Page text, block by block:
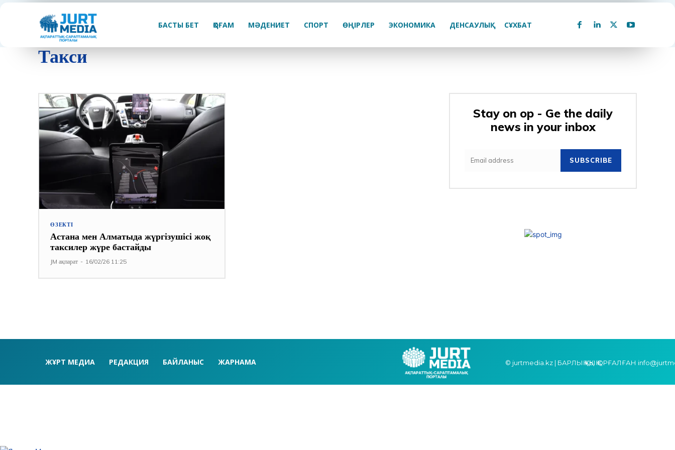
БАСТЫ БЕТ ҚОҒАМ МӘДЕНИЕТ СПОРТ ӨҢІРЛЕР ЭКОНОМИКА ДЕНСАУЛЫҚ СҰХБАТ
Такси
ӨЗЕКТІ
Астана мен Алматыда жүргізушісі жоқ
таксилер жүре бастайды
JM ақпарат - 16/02/26 11:25
Stay on op - Ge the daily
news in your inbox
SUBSCRIBE
ЖҰРТ МЕДИА РЕДАКЦИЯ БАЙЛАНЫС ЖАРНАМА © jurtmedia.kz | БАРЛЫҚ ҚҰҚЫҚ ҚОРҒАЛҒАН